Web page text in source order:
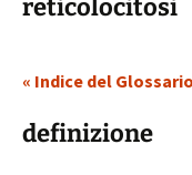
reticolocitosi
« Indice del Glossario
definizione